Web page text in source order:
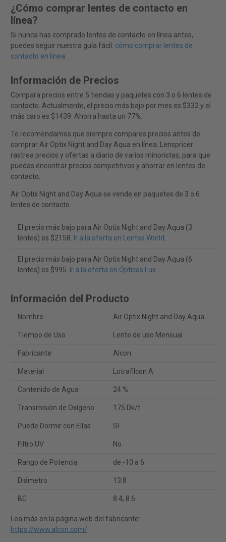
¿Cómo comprar lentes de contacto en
línea?
Si nunca has comprado lentes de contacto en línea antes,
puedes seguir nuestra guía fácil: cómo comprar lentes de
contacto en línea.
Información de Precios
Compara precios entre 5 tiendas y paquetes con 3 o 6 lentes de
contacto. Actualmente, el precio más bajo por mes es $332 y el
más caro es $1439. Ahorra hasta un 77%.
Te recomendamos que siempre compares precios antes de
comprar Air Optix Night and Day Aqua en línea. Lenspricer
rastrea precios y ofertas a diario de varios minoristas, para que
puedas encontrar precios competitivos y ahorrar en lentes de
contacto.
Air Optix Night and Day Aqua se vende en paquetes de 3 o 6
lentes de contacto.
El precio más bajo para Air Optix Night and Day Aqua (3
lentes) es $2158. Ir a la oferta en Lentes World.
El precio más bajo para Air Optix Night and Day Aqua (6
lentes) es $995. Ir a la oferta en Ópticas Lux.
Información del Producto
Nombre Air Optix Night and Day Aqua
Tiempo de Uso Lente de uso Mensual
Fabricante Alcon
Material Lotrafilcon A
Contenido de Agua 24 %
Transmisión de Oxígeno 175 Dk/t
Puede Dormir con Ellas Sí
Filtro UV No
Rango de Potencia de -10 a 6
Diámetro 13.8
BC 8.4, 8.6
Lea más en la página web del fabricante:
https://www.alcon.com/.